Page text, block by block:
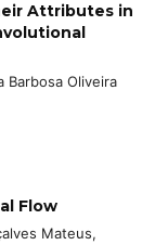
Attributes in
Barbosa Oliveira
Flow
Mateus,